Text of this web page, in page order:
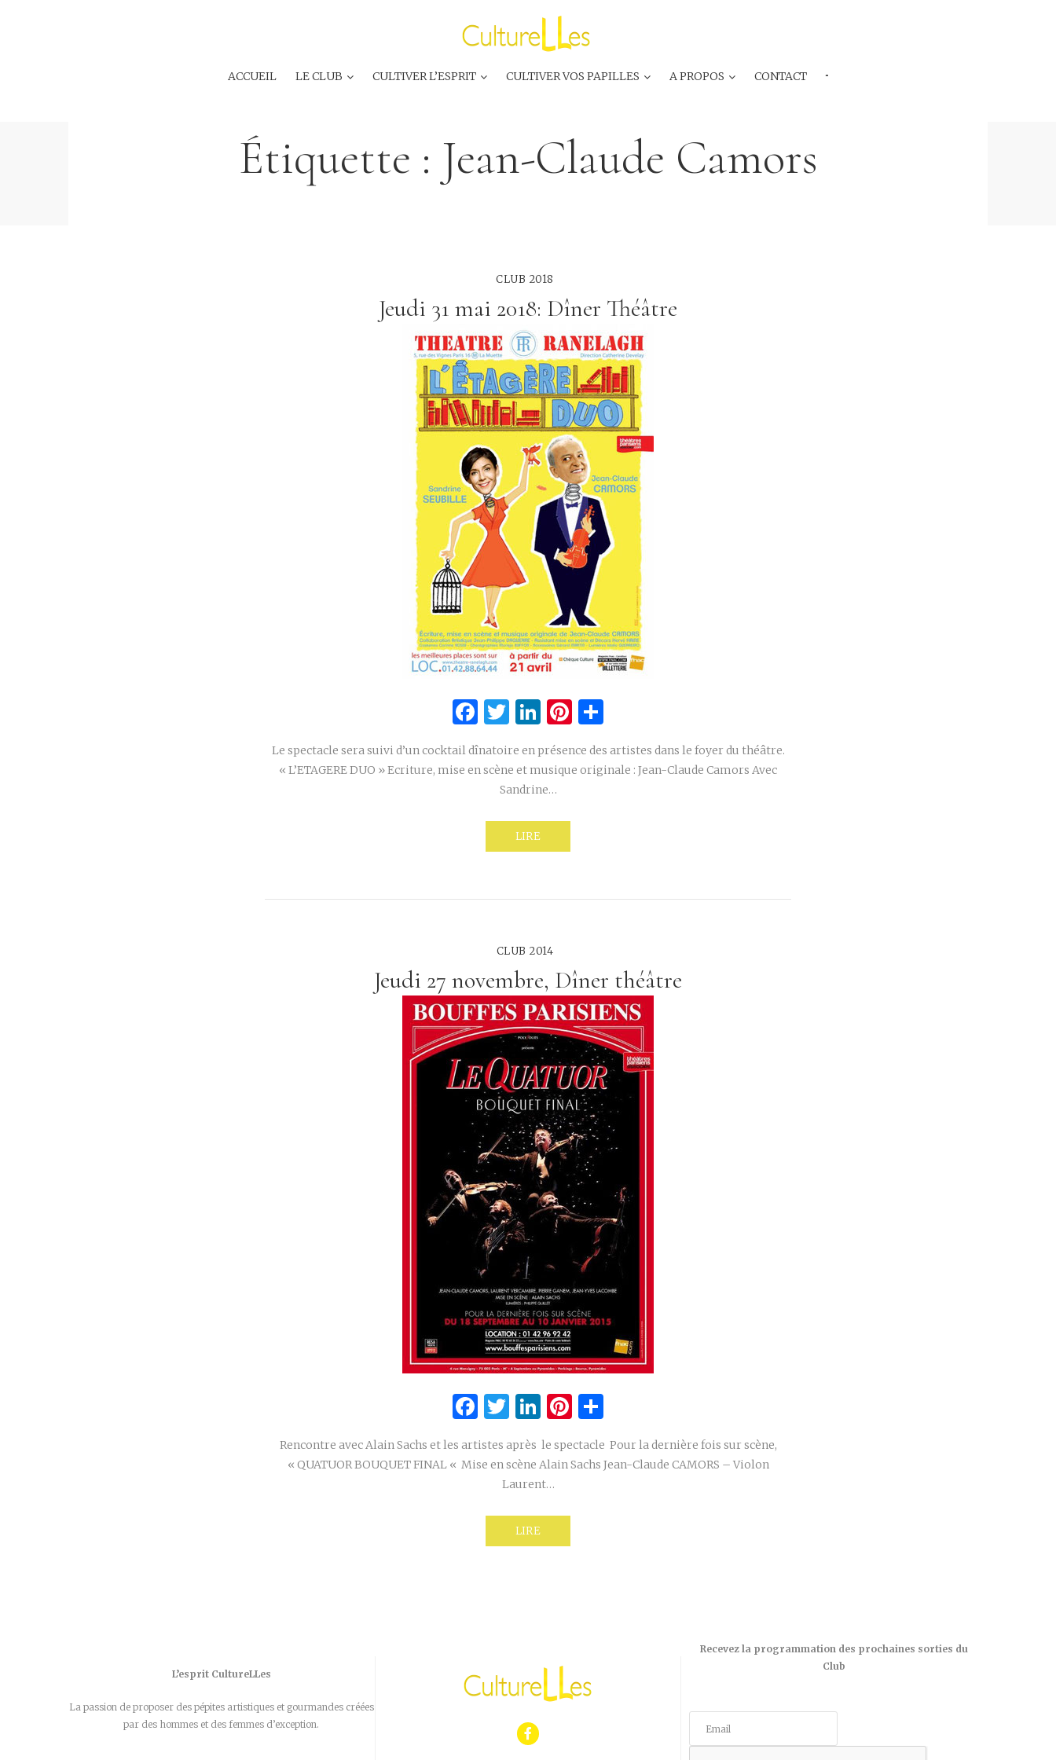
ACCUEIL LE CLUB CULTIVER L’ESPRIT CULTIVER VOS PAPILLES A PROPOS CONTACT ···
Étiquette : Jean-Claude Camors
CLUB 2018
Jeudi 31 mai 2018: Dîner Théâtre
Facebook
Twitter
LinkedIn
Pinterest
Le spectacle sera suivi d’un cocktail dînatoire en présence des artistes dans le foyer du théâtre.
« L’ETAGERE DUO » Ecriture, mise en scène et musique originale : Jean-Claude Camors Avec
Sandrine…
LIRE
CLUB 2014
Jeudi 27 novembre, Dîner théâtre
Facebook
Twitter
LinkedIn
Pinterest
Rencontre avec Alain Sachs et les artistes après le spectacle Pour la dernière fois sur scène,
« QUATUOR BOUQUET FINAL « Mise en scène Alain Sachs Jean-Claude CAMORS – Violon
Laurent…
LIRE
L’esprit CultureLLes
La passion de proposer des pépites artistiques et gourmandes créées
par des hommes et des femmes d’exception.
Recevez la programmation des prochaines sorties du
Club